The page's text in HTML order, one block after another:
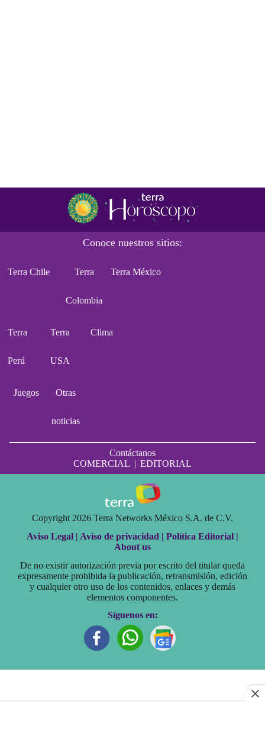
Conoce nuestros sitios:
Terra Chile Terra
Colombia
Terra México
Terra
Perú
Terra
USA
Clima
Juegos Otras
noticias
Contáctanos
COMERCIAL | EDITORIAL
Copyright 2026 Terra Networks México S.A. de C.V.
Aviso Legal | Aviso de privacidad | Política Editorial |
About us
De no existir autorización previa por escrito del titular queda
expresamente prohibida la publicación, retransmisión, edición
y cualquier otro uso de los contenidos, enlaces y demás
elementos componentes.
Síguenos en: